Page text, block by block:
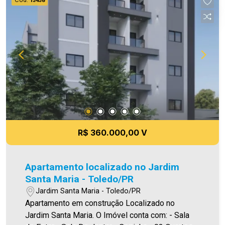
R$ 360.000,00 V
Apartamento localizado no Jardim
Santa Maria - Toledo/PR
Jardim Santa Maria - Toledo/PR
Apartamento em construção Localizado no
Jardim Santa Maria. O Imóvel conta com: - Sala